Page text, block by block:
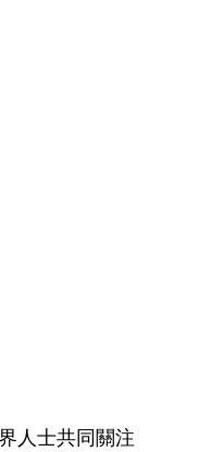
人士共同關注